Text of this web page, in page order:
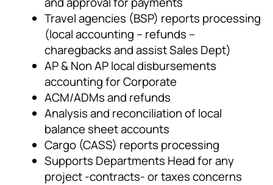
Travel agencies (BSP) reports processing
(local accounting – refunds –
charegbacks and assist Sales Dept)
AP & Non AP local disbursements
accounting for Corporate
ACM/ADMs and refunds
Analysis and reconciliation of local
balance sheet accounts
Cargo (CASS) reports processing
Supports Departments Head for any
project -contracts- or taxes concerns